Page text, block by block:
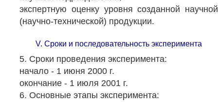
экспертную оценку уровня созданной научной
(научно-технической) продукции.
V. Сроки и последовательность эксперимента
5. Сроки проведения эксперимента:
начало - 1 июня 2000 г.
окончание - 1 июля 2001 г.
6. Основные этапы эксперимента: